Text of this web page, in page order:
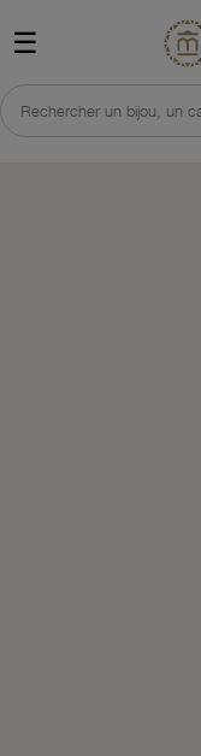
☰
Rechercher un bijou, un